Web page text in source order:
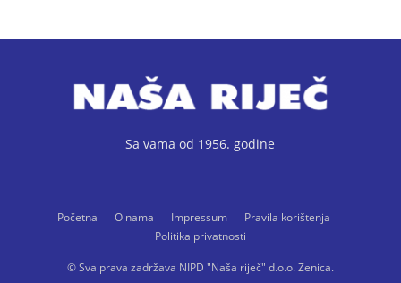
Sa vama od 1956. godine
Početna O nama Impressum
Pravila korištenja
Politika privatnosti
© Sva prava zadržava NIPD "Naša riječ" d.o.o. Zenica.